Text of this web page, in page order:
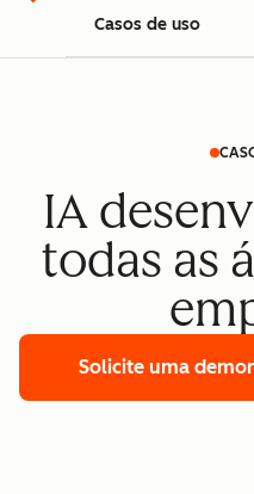
Casos de uso
IA
todas as
Solicite uma